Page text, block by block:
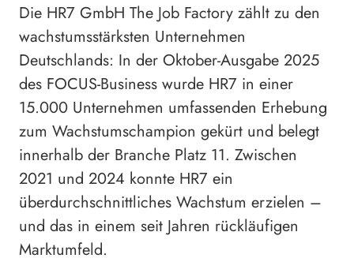
Die HR7 GmbH The Job Factory zählt zu den
wachstumsstärksten Unternehmen
Deutschlands: In der Oktober-Ausgabe 2025
des FOCUS-Business wurde HR7 in einer
15.000 Unternehmen umfassenden Erhebung
zum Wachstumschampion gekürt und belegt
innerhalb der Branche Platz 11. Zwischen
2021 und 2024 konnte HR7 ein
überdurchschnittliches Wachstum erzielen –
und das in einem seit Jahren rückläufigen
Marktumfeld.